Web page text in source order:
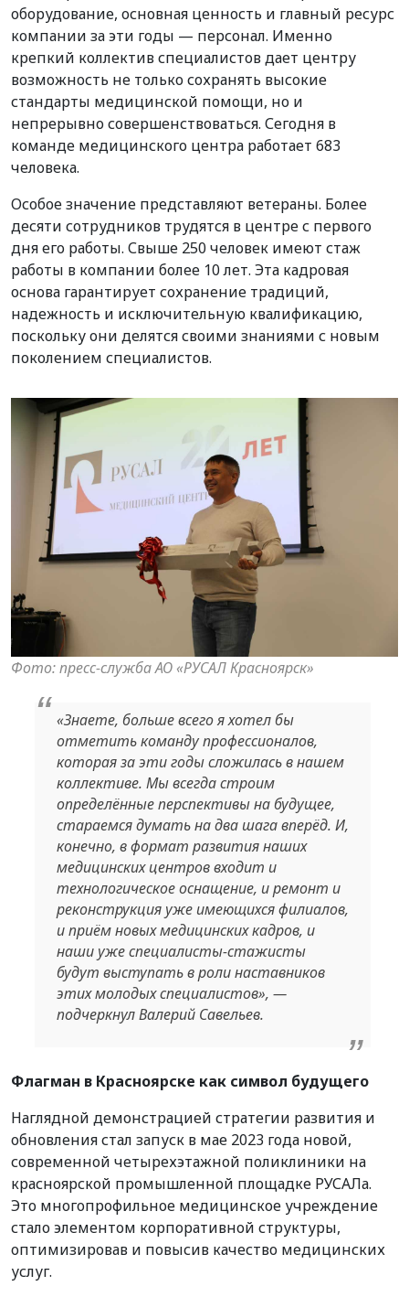
оборудование, основная ценность и главный ресурс
компании за эти годы — персонал. Именно
крепкий коллектив специалистов дает центру
возможность не только сохранять высокие
стандарты медицинской помощи, но и
непрерывно совершенствоваться. Сегодня в
команде медицинского центра работает 683
человека.
Особое значение представляют ветераны. Более
десяти сотрудников трудятся в центре с первого
дня его работы. Свыше 250 человек имеют стаж
работы в компании более 10 лет. Эта кадровая
основа гарантирует сохранение традиций,
надежность и исключительную квалификацию,
поскольку они делятся своими знаниями с новым
поколением специалистов.
Фото: пресс-служба АО «РУСАЛ Красноярск»
«Знаете, больше всего я хотел бы
отметить команду профессионалов,
которая за эти годы сложилась в нашем
коллективе. Мы всегда строим
определённые перспективы на будущее,
стараемся думать на два шага вперёд. И,
конечно, в формат развития наших
медицинских центров входит и
технологическое оснащение, и ремонт и
реконструкция уже имеющихся филиалов,
и приём новых медицинских кадров, и
наши уже специалисты-стажисты
будут выступать в роли наставников
этих молодых специалистов», —
подчеркнул Валерий Савельев.
Флагман в Красноярске как символ будущего
Наглядной демонстрацией стратегии развития и
обновления стал запуск в мае 2023 года новой,
современной четырехэтажной поликлиники на
красноярской промышленной площадке РУСАЛа.
Это многопрофильное медицинское учреждение
стало элементом корпоративной структуры,
оптимизировав и повысив качество медицинских
услуг.